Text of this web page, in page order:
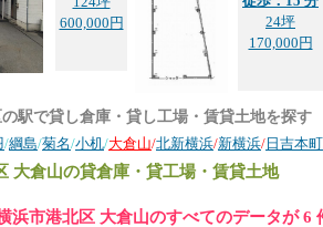
600,000円
24坪
170,000円
駅で貸し倉庫・貸し工場・賃貸土地を探す
/綱島/菊名/小机/大倉山/北新横浜/新横浜/ 日吉本町
大倉山の貸倉庫・貸工場・賃貸土地
浜市港北区 大倉山のすべてのデータが 6